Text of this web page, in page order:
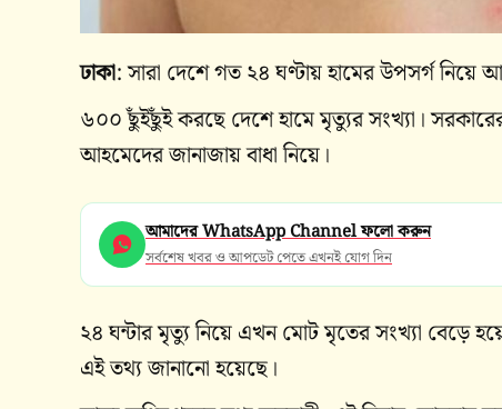
ঢাকা: সারা দেশে গত ২৪ ঘণ্টায় হামের উপসর্গ নিয়ে
৬০০ ছুঁইছুঁই করছে দেশে হামে মৃত্যুর সংখ্যা।
আহমেদের জানাজায় বাধা নিয়ে।
আমাদের WhatsApp Channel ফলো করুন
সর্বশেষ খবর ও আপডেট পেতে এখনই যোগ দিন
২৪ ঘন্টার মৃত্যু নিয়ে এখন মোট মৃতের সংখ্যা বেড়ে
এই তথ্য জানানো হয়েছে।